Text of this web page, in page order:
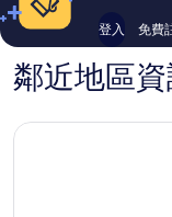
登入 免費
鄰近地區